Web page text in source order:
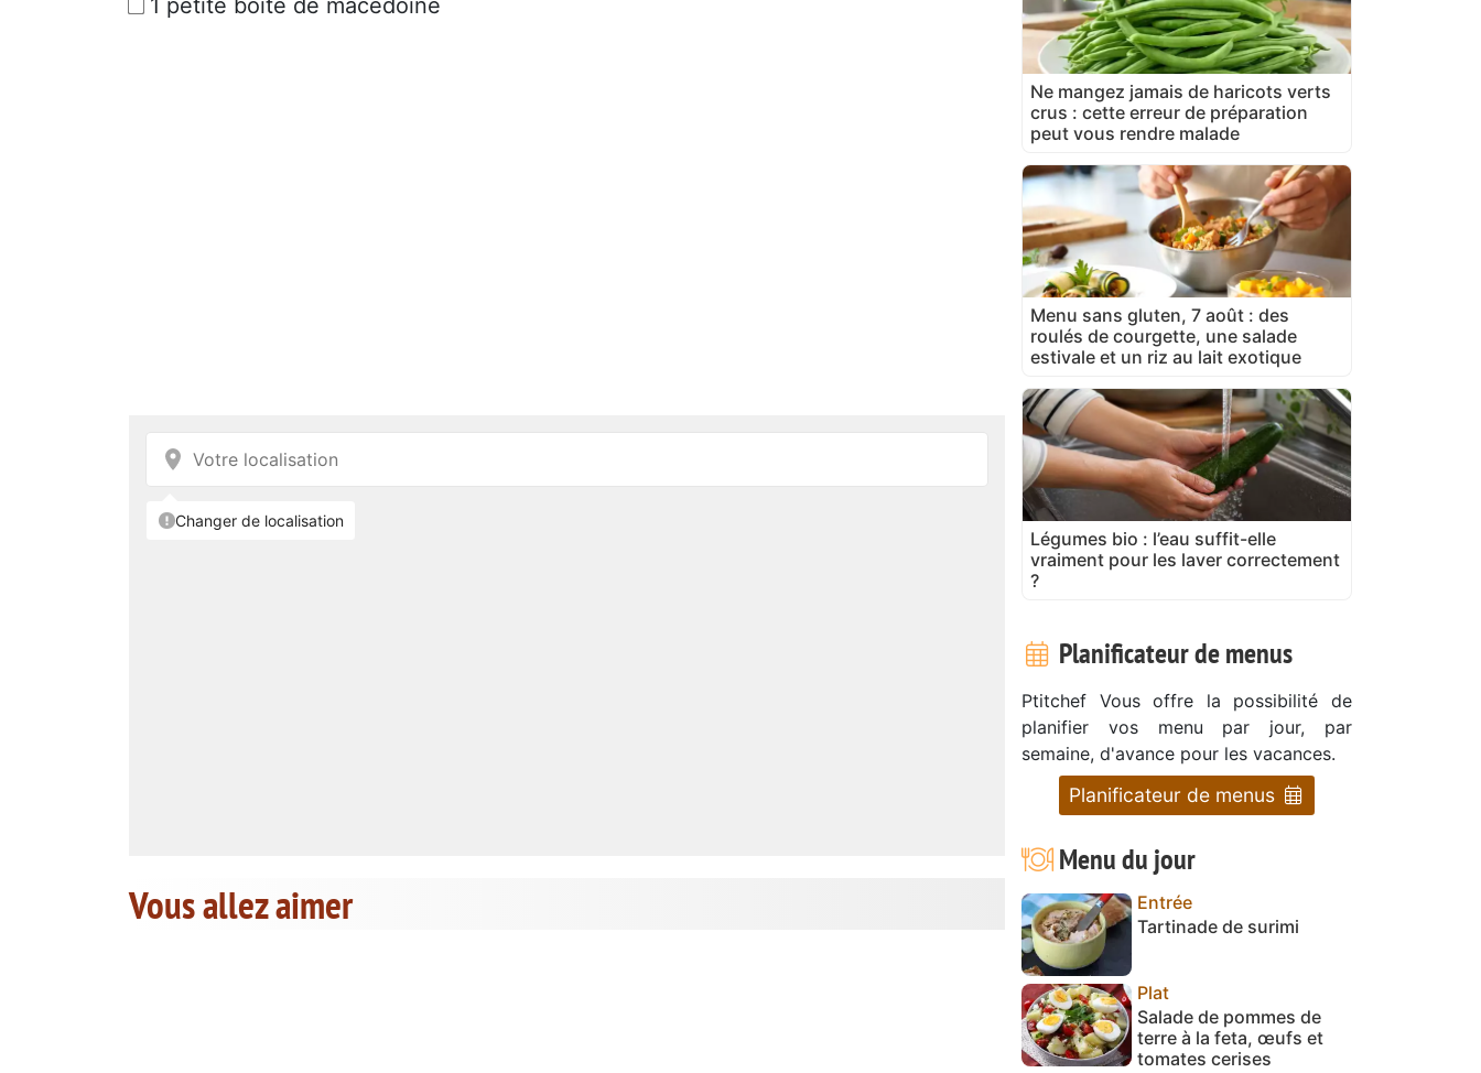
Vous allez aimer
Ne mangez jamais de haricots verts
crus : cette erreur de préparation
peut vous rendre malade
Menu sans gluten, 7 août : des
roulés de courgette, une salade
estivale et un riz au lait exotique
Légumes bio : l’eau suffit-elle
vraiment pour les laver correctement
?
Planificateur de menus
Ptitchef Vous offre la possibilité de
planifier vos menu par jour, par
semaine, d'avance pour les vacances.
Planificateur de menus
Menu du jour
Entrée
Tartinade de surimi
Plat
Salade de pommes de
terre à la feta, œufs et
tomates cerises